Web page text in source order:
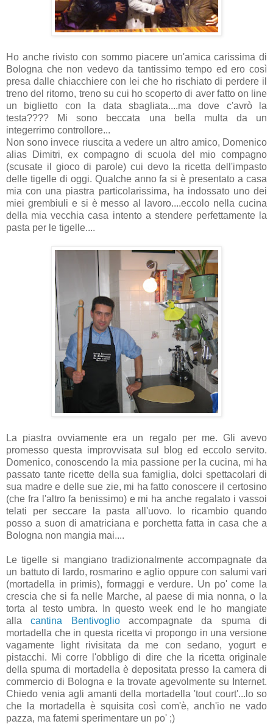
Ho anche rivisto con sommo piacere un'amica carissima di
Bologna che non vedevo da tantissimo tempo ed ero così
presa dalle chiacchiere con lei che ho rischiato di perdere il
treno del ritorno, treno su cui ho scoperto di aver fatto on line
un biglietto con la data sbagliata....ma dove c'avrò la
testa???? Mi sono beccata una bella multa da un
integerrimo controllore...
Non sono invece riuscita a vedere un altro amico, Domenico
alias Dimitri, ex compagno di scuola del mio compagno
(scusate il gioco di parole) cui devo la ricetta dell'impasto
delle tigelle di oggi. Qualche anno fa si è presentato a casa
mia con una piastra particolarissima, ha indossato uno dei
miei grembiuli e si è messo al lavoro....eccolo nella cucina
della mia vecchia casa intento a stendere perfettamente la
pasta per le tigelle....
La piastra ovviamente era un regalo per me. Gli avevo
promesso questa improvvisata sul blog ed eccolo servito.
Domenico, conoscendo la mia passione per la cucina, mi ha
passato tante ricette della sua famiglia, dolci spettacolari di
sua madre e delle sue zie, mi ha fatto conoscere il certosino
(che fra l'altro fa benissimo) e mi ha anche regalato i vassoi
telati per seccare la pasta all'uovo. Io ricambio quando
posso a suon di amatriciana e porchetta fatta in casa che a
Bologna non mangia mai....
Le tigelle si mangiano tradizionalmente accompagnate da
un battuto di lardo, rosmarino e aglio oppure con salumi vari
(mortadella in primis), formaggi e verdure. Un po' come la
crescia che si fa nelle Marche, al paese di mia nonna, o la
torta al testo umbra. In questo week end le ho mangiate
allacantina Bentivoglioaccompagnate da spuma di
mortadella che in questa ricetta vi propongo in una versione
vagamente light rivisitata da me con sedano, yogurt e
pistacchi. Mi corre l'obbligo di dire che la ricetta originale
della spuma di mortadella è depositata presso la camera di
commercio di Bologna e la trovate agevolmente su Internet.
Chiedo venia agli amanti della mortadella 'tout court'...lo so
che la mortadella è squisita così com'è, anch'io ne vado
pazza, ma fatemi sperimentare un po' ;)